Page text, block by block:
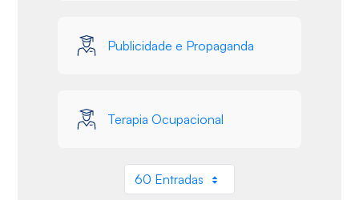
Publicidade e Propaganda
Terapia Ocupacional
60 EntradasPor página